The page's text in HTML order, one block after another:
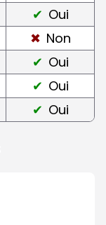
Oui
Non
Oui
Oui
Oui